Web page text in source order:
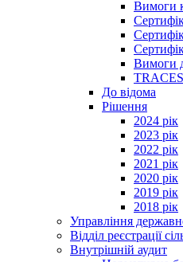
Вимоги
Вимоги
До відома
Рішення
2024 рік
2023 рік
2022 рік
2021 рік
2020 рік
2019 рік
2018 рік
Управління
Відділ реєстрації
Внутрішній аудит